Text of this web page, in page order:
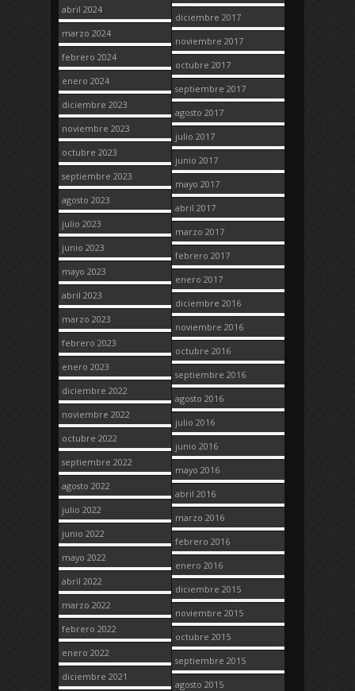
abril 2024
marzo 2024
febrero 2024
enero 2024
diciembre 2023
noviembre 2023
octubre 2023
septiembre 2023
agosto 2023
julio 2023
junio 2023
mayo 2023
abril 2023
marzo 2023
febrero 2023
enero 2023
diciembre 2022
noviembre 2022
octubre 2022
septiembre 2022
agosto 2022
julio 2022
junio 2022
mayo 2022
abril 2022
marzo 2022
febrero 2022
enero 2022
diciembre 2021
diciembre 2017
noviembre 2017
octubre 2017
septiembre 2017
agosto 2017
julio 2017
junio 2017
mayo 2017
abril 2017
marzo 2017
febrero 2017
enero 2017
diciembre 2016
noviembre 2016
octubre 2016
septiembre 2016
agosto 2016
julio 2016
junio 2016
mayo 2016
abril 2016
marzo 2016
febrero 2016
enero 2016
diciembre 2015
noviembre 2015
octubre 2015
septiembre 2015
agosto 2015